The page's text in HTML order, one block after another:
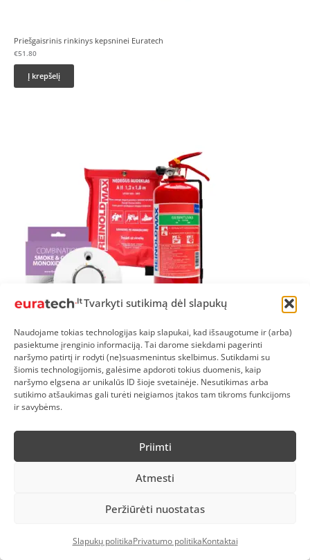
Tvarkyti sutikimą dėl slapukų
Naudojame tokias technologijas kaip slapukai, kad išsaugotume ir (arba)
pasiektume įrenginio informaciją. Tai darome siekdami pagerinti
naršymo patirtį ir rodyti (ne)suasmenintus skelbimus. Sutikdami su
šiomis technologijomis, galėsime apdoroti tokius duomenis, kaip
naršymo elgsena ar unikalūs ID šioje svetainėje. Nesutikimas arba
sutikimo atšaukimas gali turėti neigiamos įtakos tam tikroms funkcijoms
ir savybėms.
Priimti
Atmesti
Peržiūrėti nuostatas
Slapukų politikaPrivatumo politikaKontaktai
Priešgaisrinis rinkinys kepsninei Euratech
€51.80
Į krepšelį
Priešgaisrinis rinkinys židiniui Euratech
€94.90
Į krepšelį
price
price